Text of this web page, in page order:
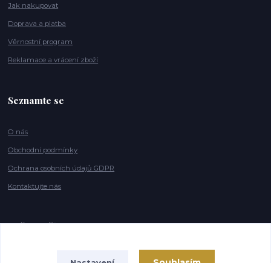
Jak nakupovat
Doprava a platba
Věrnostní program
Reklamace a vrácení zboží
Seznamte se
O nás
Obchodní podmínky
Ochrana osobních údajů GDPR
Kontaktujte nás
Naše značky